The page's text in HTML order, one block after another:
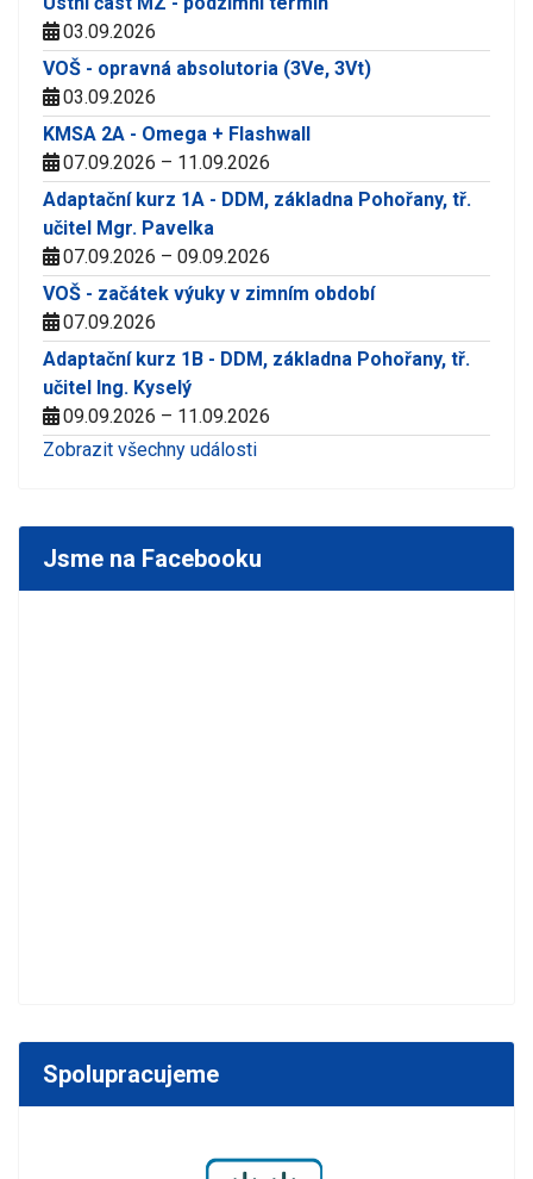
03.09.2026
VOŠ - opravná absolutoria (3Ve, 3Vt)
03.09.2026
KMSA 2A - Omega + Flashwall
07.09.2026 – 11.09.2026
Adaptační kurz 1A - DDM, základna Pohořany, tř.
učitel Mgr. Pavelka
07.09.2026 – 09.09.2026
VOŠ - začátek výuky v zimním období
07.09.2026
Adaptační kurz 1B - DDM, základna Pohořany, tř.
učitel Ing. Kyselý
09.09.2026 – 11.09.2026
Zobrazit všechny události
Jsme na Facebooku
Spolupracujeme